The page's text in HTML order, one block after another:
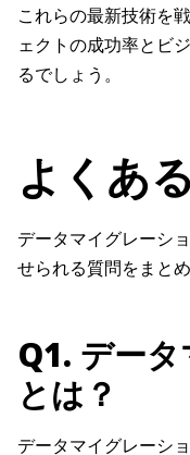
これらの最新技術を
ェクトの成功率とビ
るでしょう。
よくあ
データマイグレーシ
せられる質問をまと
Q1. デー
とは？
データマイグレーシ